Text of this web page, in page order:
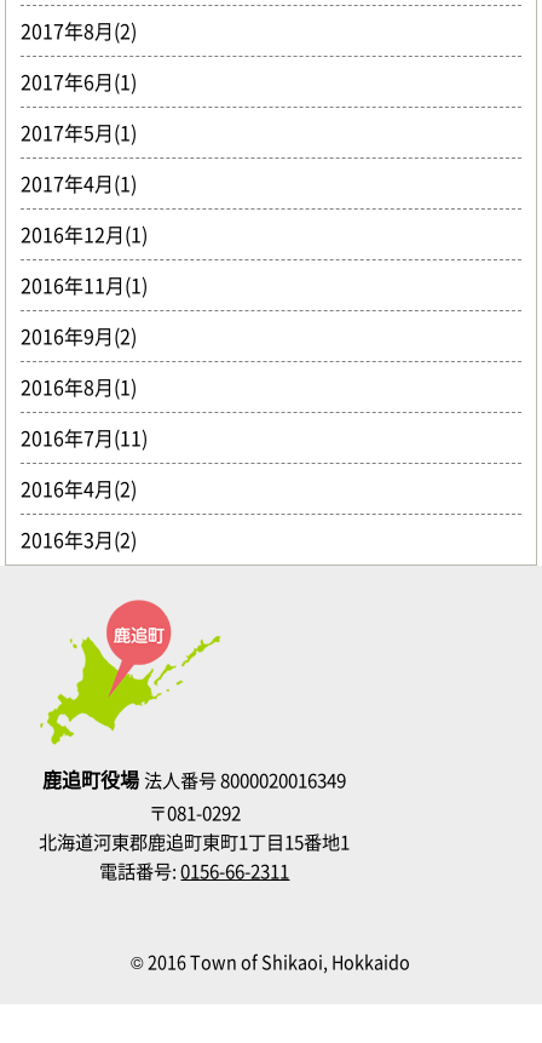
2017年8月(2)
2017年6月(1)
2017年5月(1)
2017年4月(1)
2016年12月(1)
2016年11月(1)
2016年9月(2)
2016年8月(1)
2016年7月(11)
2016年4月(2)
2016年3月(2)
鹿追町役場法人番号 8000020016349
〒081-0292
北海道河東郡鹿追町東町1丁目15番地1
電話番号:0156-66-2311
© 2016 Town of Shikaoi, Hokkaido